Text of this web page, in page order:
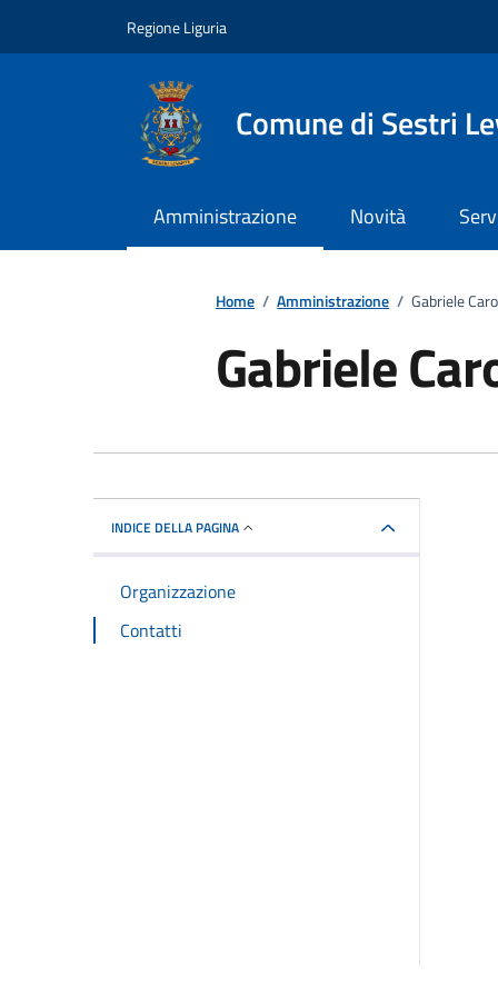
Regione Liguria
Comune di Sestri
Amministrazione Novità
Home / Amministrazione / Gabriele
Gabriele
INDICE DELLA PAGINA
Organizzazione
Contatti